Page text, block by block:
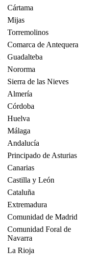
Cártama
Mijas
Torremolinos
Comarca de Antequera
Guadalteba
Nororma
Sierra de las Nieves
Almería
Córdoba
Huelva
Málaga
Andalucía
Principado de Asturias
Canarias
Castilla y León
Cataluña
Extremadura
Comunidad de Madrid
Comunidad Foral de
Navarra
La Rioja